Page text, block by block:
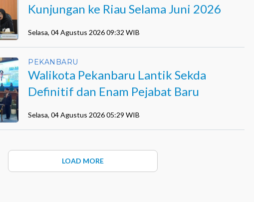
Kunjungan ke Riau Selama Juni 2026
Selasa, 04 Agustus 2026 09:32 WIB
PEKANBARU
Walikota Pekanbaru Lantik Sekda
Definitif dan Enam Pejabat Baru
Selasa, 04 Agustus 2026 05:29 WIB
LOAD MORE